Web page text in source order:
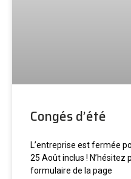
Congés d’été
L’entreprise est fermée
25 Août inclus ! N’hésitez
formulaire de la page